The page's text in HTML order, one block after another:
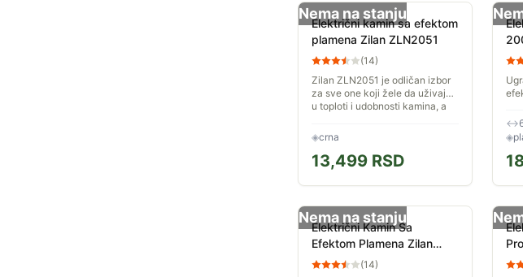
Nema na stanju
Električni kamin sa efektom
plamena Zilan ZLN2051
(14)
Zilan ZLN2051 je odličan izbor
za sve one koji žele da uživaju
u toploti i udobnosti kamina, a
pravi kamin. Ovaj...
◈crna
13,499 RSD
↔
◈
Nema na stanju
Električni Kamin Sa
Efektom Plamena Zilan
ZLN2051 (14)